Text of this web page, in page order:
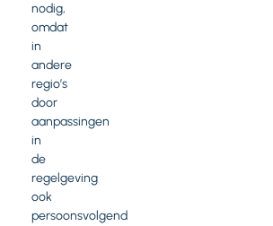
nodig,
omdat
in
andere
regio’s
door
aanpassingen
in
de
regelgeving
ook
persoonsvolgend